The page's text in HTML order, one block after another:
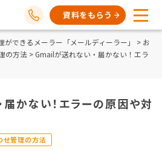
資料をもらう
できるメーラー「メールディーラー」 > お
の方法 > Gmailが送れない・届かない！エラ
かない！エラーの原因や対
せ管理の方法